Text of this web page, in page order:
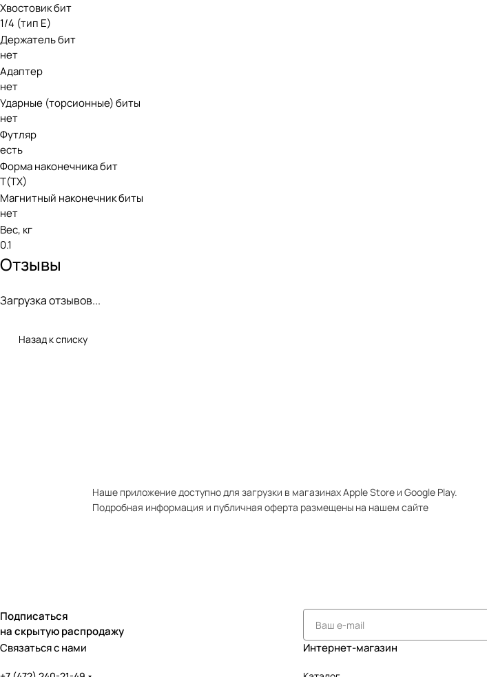
Хвостовик бит
1/4 (тип Е)
Держатель бит
нет
Адаптер
нет
Ударные (торсионные) биты
нет
Футляр
есть
Форма наконечника бит
T(TX)
Магнитный наконечник биты
нет
Вес, кг
0.1
Отзывы
Загрузка отзывов...
Назад к списку
Наше приложение доступно для загрузки в магазинах Apple Store и Google Play.
Подробная информация и публичная оферта размещены на нашем сайте
Подписаться
на скрытую распродажу
Связаться с нами
Интернет-магазин